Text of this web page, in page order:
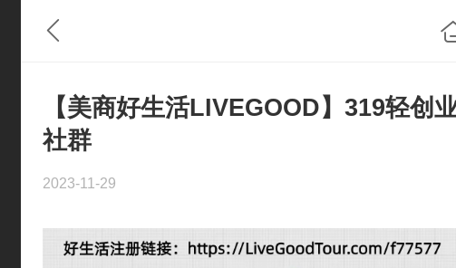
【美商好生活LIVEGOOD】319轻创
社群
2023-11-29